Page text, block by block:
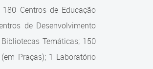
Centros de Educação
de Desenvolvimento
Temáticas; 150
Praças); 1 Laboratório